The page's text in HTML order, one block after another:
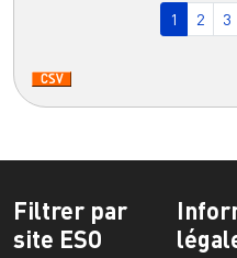
Page
1 Page
2 3
Filtrer par
site ESO